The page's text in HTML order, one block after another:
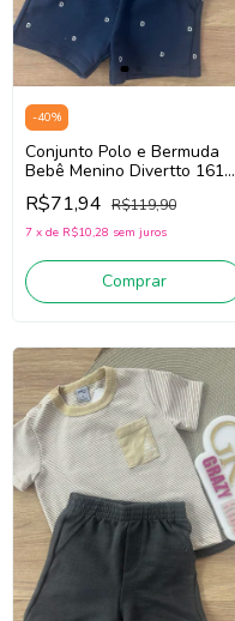
-40%
Conjunto Polo e Bermuda
Bebê Menino Divertto 16167
(Off White/Marinho)
R$71,94 R$119,90
7 x de R$10,28 sem juros
Comprar